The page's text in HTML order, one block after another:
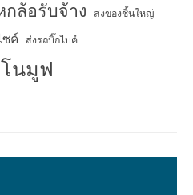
กล้อรับจ้าง ส่งของชิ้นใหญ่
ซค์ ส่งรถบิ๊กไบค์
นมูฟ